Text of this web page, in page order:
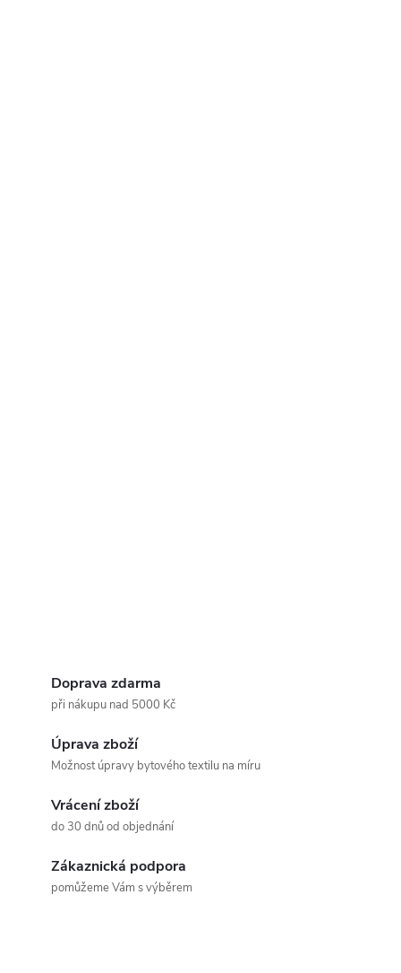
Doprava zdarma
při nákupu nad 5000 Kč
Úprava zboží
Možnost úpravy bytového textilu na míru
Vrácení zboží
do 30 dnů od objednání
Zákaznická podpora
pomůžeme Vám s výběrem